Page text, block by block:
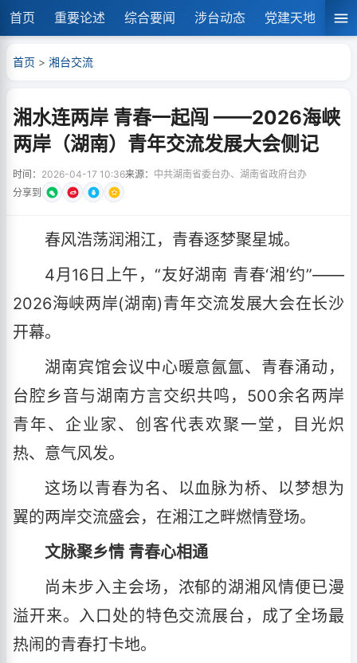
首页 重要论述 综合要闻 涉台动态 党建天地 湘
首页 > 湘台交流
湘水连两岸 青春一起闯 ——2026海峡
两岸（湖南）青年交流发展大会侧记
时间： 2026-04-17 10:36来源： 中共湖南省委台办、湖南省政府台办
分享到
春风浩荡润湘江，青春逐梦聚星城。
4月16日上午，“友好湖南 青春‘湘’约”——
2026海峡两岸(湖南)青年交流发展大会在长沙
开幕。
湖南宾馆会议中心暖意氤氲、青春涌动，
台腔乡音与湖南方言交织共鸣，500余名两岸
青年、企业家、创客代表欢聚一堂，目光炽
热、意气风发。
这场以青春为名、以血脉为桥、以梦想为
翼的两岸交流盛会，在湘江之畔燃情登场。
文脉聚乡情 青春心相通
尚未步入主会场，浓郁的湖湘风情便已漫
溢开来。入口处的特色交流展台，成了全场最
热闹的青春打卡地。